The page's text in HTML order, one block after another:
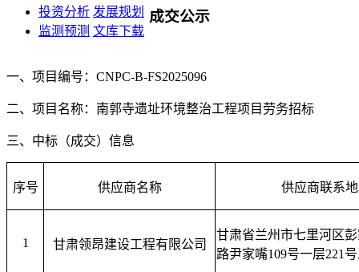
投资分析 发展规划
监测预测 文库下载
成交公示
一、 项目编号 ： CNPC-B-FS2025096
二、项目名称： 南郭寺遗址环境整治工程项目劳务招标
三、中标（成交）信息
序号 供应商名称 供应商联系
1 甘肃领昂建设工程有限公司
甘肃省兰州市七里河区
路尹家嘴109号一层221